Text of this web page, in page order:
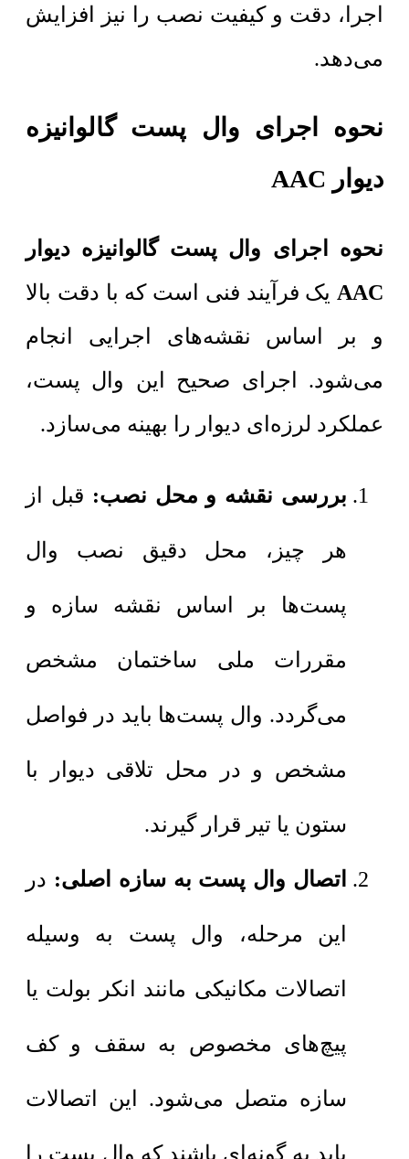
اجرا، دقت و کیفیت نصب را نیز افزایش
می‌دهد.
نحوه اجرای وال پست گالوانیزه
دیوار AAC
نحوه اجرای وال پست گالوانیزه دیوار
AAC یک فرآیند فنی است که با دقت بالا
و بر اساس نقشه‌های اجرایی انجام
می‌شود. اجرای صحیح این وال پست،
عملکرد لرزه‌ای دیوار را بهینه می‌سازد.
بررسی نقشه و محل نصب: قبل از
هر چیز، محل دقیق نصب وال
پست‌ها بر اساس نقشه سازه و
مقررات ملی ساختمان مشخص
می‌گردد. وال پست‌ها باید در فواصل
مشخص و در محل تلاقی دیوار با
ستون یا تیر قرار گیرند.
اتصال وال پست به سازه اصلی: در
این مرحله، وال پست به وسیله
اتصالات مکانیکی مانند انکر بولت یا
پیچ‌های مخصوص به سقف و کف
سازه متصل می‌شود. این اتصالات
باید به گونه‌ای باشند که وال پست را